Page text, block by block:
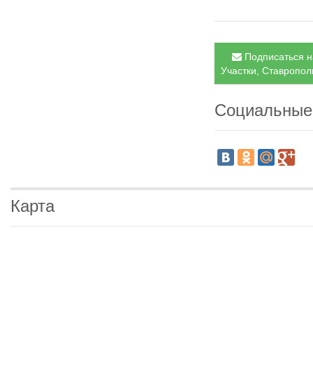
Подписаться
Участки,
Карта